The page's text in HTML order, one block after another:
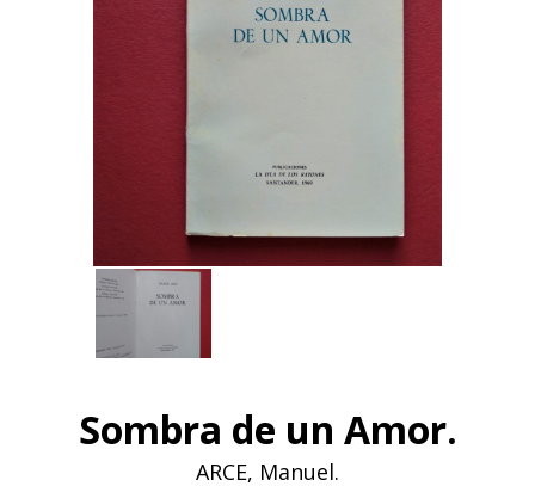
Sombra de un Amor.
ARCE, Manuel.